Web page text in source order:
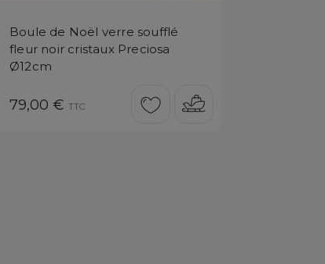
Boule de Noël verre soufflé
fleur noir cristaux Preciosa
Ø12cm
Prix
79,00 € TTC